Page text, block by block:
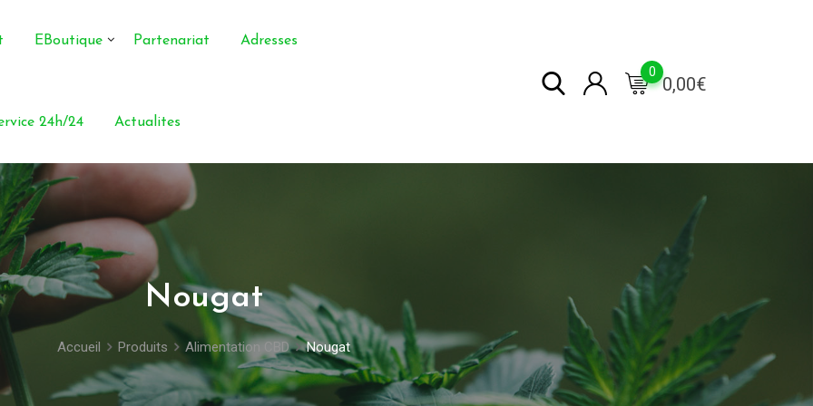
EBoutique Partenariat Adresses
24h/24 Actualites
0,00€
0
Nougat
Accueil Produits Alimentation CBD Nougat